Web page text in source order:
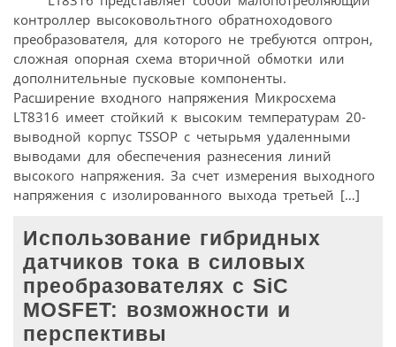
контроллер высоковольтного обратноходового
преобразователя, для которого не требуются оптрон,
сложная опорная схема вторичной обмотки или
дополнительные пусковые компоненты.
Расширение входного напряжения Микросхема
LT8316 имеет стойкий к высоким температурам 20-
выводной корпус TSSOP с четырьмя удаленными
выводами для обеспечения разнесения линий
высокого напряжения. За счет измерения выходного
напряжения с изолированного выхода третьей […]
Использование гибридных
датчиков тока в силовых
преобразователях с SiC
MOSFET: возможности и
перспективы